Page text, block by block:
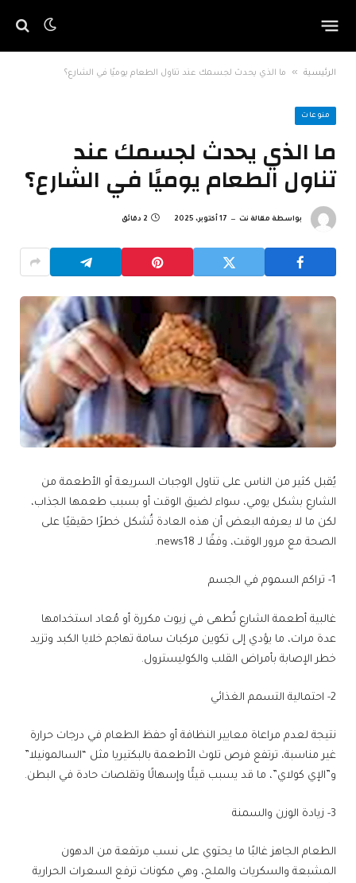
الرئيسية » ما الذي يحدث لجسمك عند تناول الطعام يوميًا في الشارع؟
منوعات
ما الذي يحدث لجسمك عند
تناول الطعام يوميًا في الشارع؟
بواسطة مقالة نت 17 أكتوبر، 2025 2 دقائق
يُقبل كثير من الناس على تناول الوجبات السريعة أو الأطعمة من
الشارع بشكل يومي، سواء لضيق الوقت أو بسبب طعمها الجذاب،
لكن ما لا يعرفه البعض أن هذه العادة تُشكل خطرًا حقيقيًا على
الصحة مع مرور الوقت، وفقًا لـ news18.
1- تراكم السموم في الجسم
غالبية أطعمة الشارع تُطهى في زيوت مكررة أو مُعاد استخدامها
عدة مرات، ما يؤدي إلى تكوين مركبات سامة تهاجم خلايا الكبد وتزيد
خطر الإصابة بأمراض القلب والكوليسترول.
2- احتمالية التسمم الغذائي
نتيجة لعدم مراعاة معايير النظافة أو حفظ الطعام في درجات حرارة
غير مناسبة، ترتفع فرص تلوث الأطعمة بالبكتيريا مثل “السالمونيلا”
و”الإي كولاي”، ما قد يسبب قيئًا وإسهالًا وتقلصات حادة في البطن.
3- زيادة الوزن والسمنة
الطعام الجاهز غالبًا ما يحتوي على نسب مرتفعة من الدهون
المشبعة والسكريات والملح، وهي مكونات ترفع السعرات الحرارية